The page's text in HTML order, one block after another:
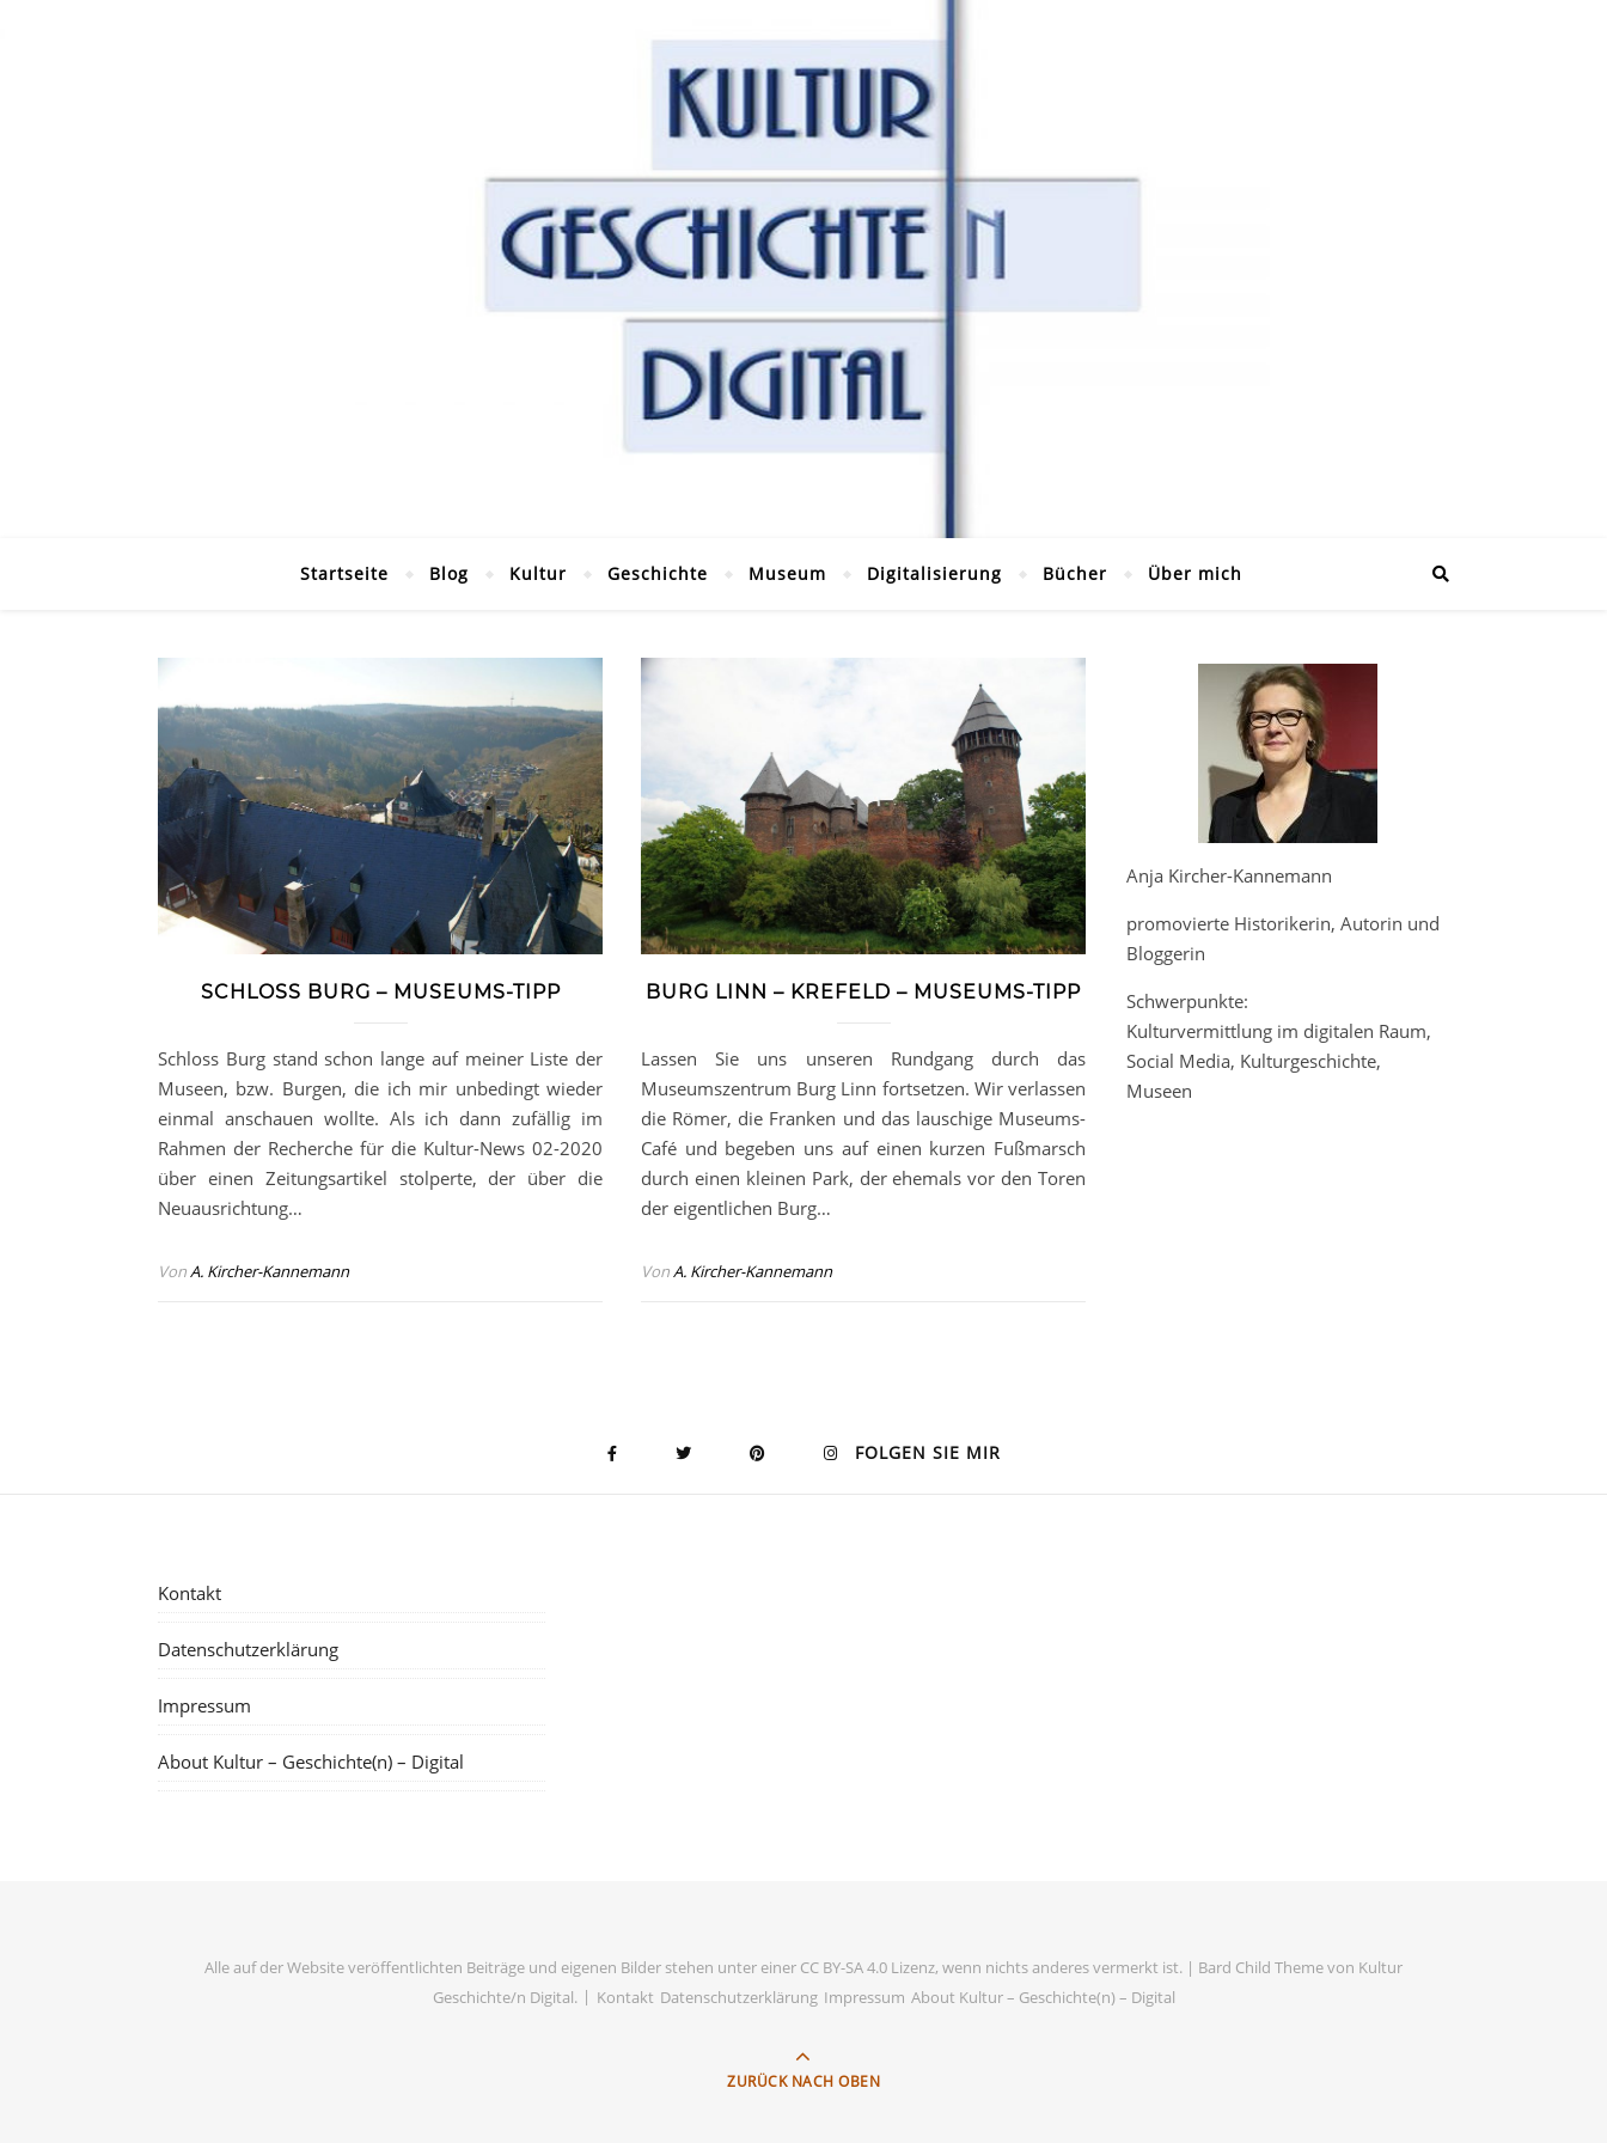
Startseite Blog Kultur Geschichte Museum Digitalisierung Bücher Über mich
SCHLOSS BURG – MUSEUMS-TIPP
Schloss Burg stand schon lange auf meiner Liste der
Museen, bzw. Burgen, die ich mir unbedingt wieder
einmal anschauen wollte. Als ich dann zufällig im
Rahmen der Recherche für die Kultur-News 02-2020
über einen Zeitungsartikel stolperte, der über die
Neuausrichtung…
VonA. Kircher-Kannemann
BURG LINN – KREFELD – MUSEUMS-TIPP
Lassen Sie uns unseren Rundgang durch das
Museumszentrum Burg Linn fortsetzen. Wir verlassen
die Römer, die Franken und das lauschige Museums-
Café und begeben uns auf einen kurzen Fußmarsch
durch einen kleinen Park, der ehemals vor den Toren
der eigentlichen Burg…
VonA. Kircher-Kannemann
Anja Kircher-Kannemann
promovierte Historikerin, Autorin und
Bloggerin
Schwerpunkte:
Kulturvermittlung im digitalen Raum,
Social Media, Kulturgeschichte,
Museen
FOLGEN SIE MIR
Kontakt
Datenschutzerklärung
Impressum
About Kultur – Geschichte(n) – Digital
Alle auf der Website veröffentlichten Beiträge und eigenen Bilder stehen unter einer CC BY-SA 4.0 Lizenz, wenn nichts anderes vermerkt ist. | Bard Child Theme von Kultur
Geschichte/n Digital. Kontakt Datenschutzerklärung Impressum About Kultur – Geschichte(n) – Digital
ZURÜCK NACH OBEN